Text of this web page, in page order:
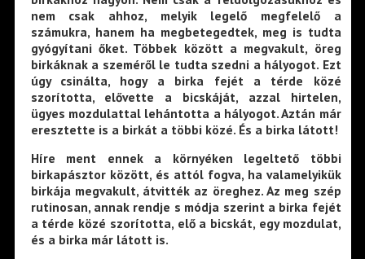
nem csak ahhoz, melyik legelő megfelelő a
számukra, hanem ha megbetegedtek, meg is tudta
gyógyítani őket. Többek között a megvakult, öreg
birkáknak a szeméről le tudta szedni a hályogot. Ezt
úgy csinálta, hogy a birka fejét a térde közé
szorította, elővette a bicskáját, azzal hirtelen,
ügyes mozdulattal lehántotta a hályogot. Aztán már
eresztette is a birkát a többi közé. És a birka látott!
Híre ment ennek a környéken legeltető többi
birkapásztor között, és attól fogva, ha valamelyikük
birkája megvakult, átvitték az öreghez. Az meg szép
rutinosan, annak rendje s módja szerint a birka fejét
a térde közé szorította, elő a bicskát, egy mozdulat,
és a birka már látott is.